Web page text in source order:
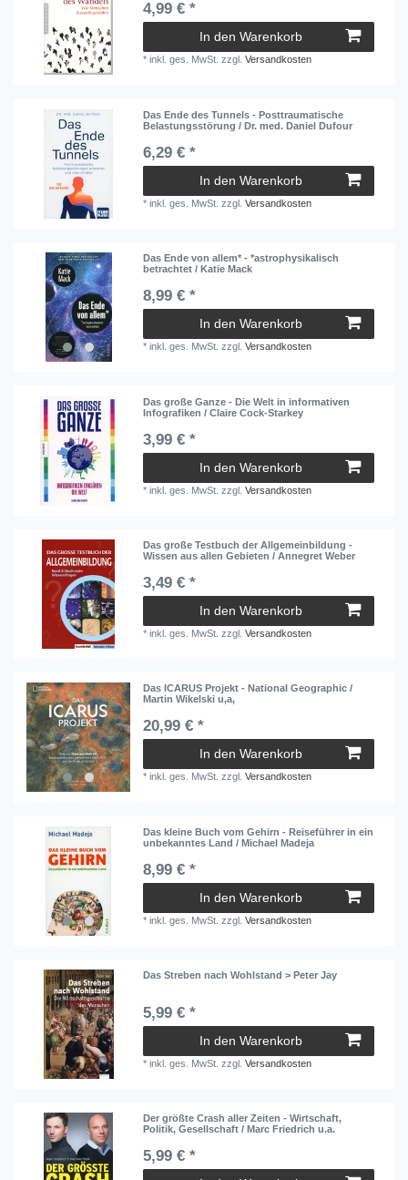
4,99 € *
In den Warenkorb
*inkl. ges. MwSt. zzgl.Versandkosten
Das Ende des Tunnels - Posttraumatische
Belastungsstörung / Dr. med. Daniel Dufour
6,29 € *
In den Warenkorb
*inkl. ges. MwSt. zzgl.Versandkosten
Das Ende von allem* - *astrophysikalisch
betrachtet / Katie Mack
8,99 € *
In den Warenkorb
*inkl. ges. MwSt. zzgl.Versandkosten
Das große Ganze - Die Welt in informativen
Infografiken / Claire Cock-Starkey
3,99 € *
In den Warenkorb
*inkl. ges. MwSt. zzgl.Versandkosten
Das große Testbuch der Allgemeinbildung -
Wissen aus allen Gebieten / Annegret Weber
3,49 € *
In den Warenkorb
*inkl. ges. MwSt. zzgl.Versandkosten
Das ICARUS Projekt - National Geographic /
Martin Wikelski u,a,
20,99 € *
In den Warenkorb
*inkl. ges. MwSt. zzgl.Versandkosten
Das kleine Buch vom Gehirn - Reiseführer in ein
unbekanntes Land / Michael Madeja
8,99 € *
In den Warenkorb
*inkl. ges. MwSt. zzgl.Versandkosten
Das Streben nach Wohlstand > Peter Jay
5,99 € *
In den Warenkorb
*inkl. ges. MwSt. zzgl.Versandkosten
Der größte Crash aller Zeiten - Wirtschaft,
Politik, Gesellschaft / Marc Friedrich u.a.
5,99 € *